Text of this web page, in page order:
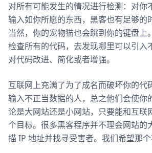
对所有可能发生的情况进行检测：对你
输入如你所愿的东西，黑客也有足够的
当然，你的宠物猫也会跳到你的键盘上
检查所有的代码，去发现哪里可以引入
对代码改进、简化或者增强。
互联网上充满了为了成名而破坏你的代
输入不正当数据的人，总之他们会使你
论是大网站还是小网站，只要能和互联
个目标。很多黑客程序并不理会网站的
描 IP 地址并找寻受害者。我们希望那个